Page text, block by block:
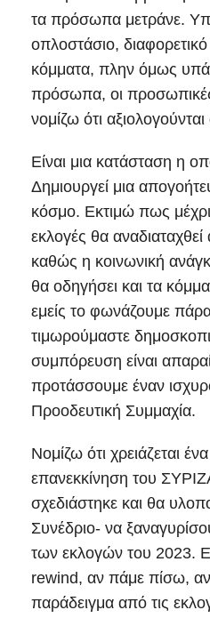
τα πρόσωπα μετράνε.
οπλοστάσιο,
κόμματα, πλην όμως
πρόσωπα, οι
νομίζω ότι
Είναι μια κατάσταση η
Δημιουργεί μια
κόσμο. Εκτιμώ πως
εκλογές θα
καθώς η κοινωνική
θα οδηγήσει και τα
εμείς το φωνάζουμε
τιμωρούμαστε
συμπόρευση είναι
προτάσσουμε έναν
Προοδευτική Συμμαχία.
Νομίζω ότι χρειάζεται
επανεκκίνηση του
σχεδιάστηκε και θα
Συνέδριο- να
των εκλογών του 2023.
rewind, αν πάμε πίσω, αν
παράδειγμα από τις